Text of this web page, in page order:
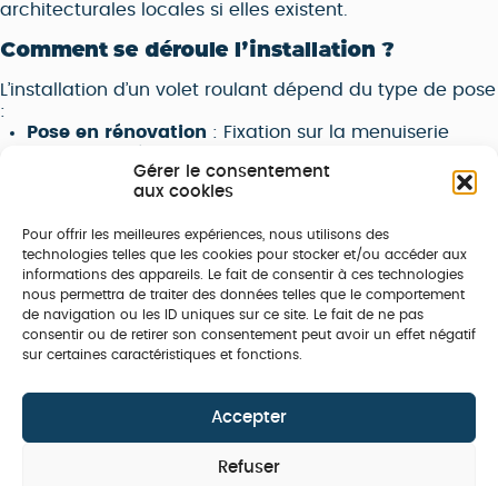
Gérer le consentement
aux cookies
Pour offrir les meilleures expériences, nous utilisons des
technologies telles que les cookies pour stocker et/ou accéder aux
informations des appareils. Le fait de consentir à ces technologies
nous permettra de traiter des données telles que le comportement
de navigation ou les ID uniques sur ce site. Le fait de ne pas
consentir ou de retirer son consentement peut avoir un effet négatif
sur certaines caractéristiques et fonctions.
Accepter
Refuser
architecturales locales si elles existent.
Comment se déroule l’installation ?
L’installation d’un volet roulant dépend du type de pose
:
Pose en rénovation : Fixation sur la menuiserie
sans gros travaux.
Pose en applique: Fixation sur la façade extérieure
Pose traditionnelle: Intégration dans un coffre
menuisé, assurant une finition discrète et une
meilleure isolation thermique.
Quel est le prix ?
Le coût d’un volet roulant varie selon plusieurs critères :
Le type de motorisation: Un volet manuel est plus
abordable qu’un modèle motorisé ou connecté.
Les dimensions et options de personnalisation